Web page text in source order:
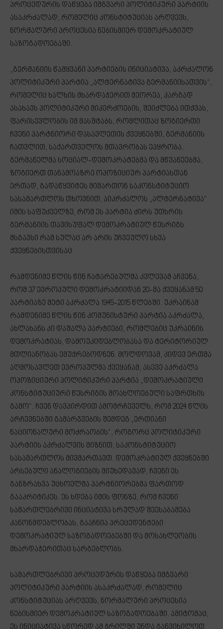
პროცედურის დაწყება იმგვარი პოლიტიკური პარტიის
ასაკრძალად, რომელიც კონსტიტუციას არღვევს,
ნორმალური პროცესია ნებისმიერ დემოკრატიულ
საზოგადოებაში.
„გერმანიის წამყვანი პარტიების ინიციატივა, აკრძალონ
პოლიტიკური პარტია „ალტერნატივა გერმანიისათვის“,
რომელიც ხალხის მხარდაჭერით მეორეა, კარგად
ასახავს პოლიტიკური მიკერძოების, შეიძლება ითქვას,
ფარისევლობის იმ მასშტაბს, რომლითაც ზოგიერთი
ჩვენი პარტნიორი დასავლეთის ქვეყნებში, გერმანიის
ჩათვლით, საქართველოს მთავრობას ეპყრობა.
გერმანელმა სოციალ-დემოკრატებმა და მწვანეებმა,
ზოგიერთ თანამოაზრე ოპოზიციურ პარტიასთან
ერთად, გადაწყვიტეს მიმართონ საკონსტიტუციო
სასამართლოს თხოვნით, აიკრძალოს „ალტერნატივა“
იმის საფუძველზე, რომ ეს პარტია ძირს უთხრის
გერმანიის თავისუფალ დემოკრატიულ წესრიგს.
მსგავსი რამ სულაც არ არის უჩვეულო სხვა
ქვეყნებისთვისაც.
რამდენიმე წლის წინ ჩატარებულმა კვლევამ აჩვენა,
რომ 37 ევროპული დემოკრატიიდან 20-მა ქვეყანამ 50
პარტიაზე მეტი აკრძალა 1945-2015 წლებში. უკრაინამ
რამდენიმე წლის წინ კომუნისტური პარტია აკრძალა,
ახლახანს კი დაშალა პარტიები, რომლებიც უკრაინის
დემოკრატიას, დამოუკიდებლობასა და ტერიტორიულ
მთლიანობას ემუქრებოდნენ. მოლდოვამ, კიდევ ერთმა
აღმოსავლეთ ევროპულმა ქვეყანამ, ასევე აკრძალა
ოპოზიციური პოლიტიკური პარტია „დემოკრატიული
კონსტიტუციური წესრიგის მოახლოებული საფრთხის
გამო“. ჩვენ დავპირდით ამომრჩეველს, რომ 2024 წლის
არჩევნებში გამარჯვების შემდეგ „ერთიანი
ნაციონალური მოძრაობის“, როგორც პოლიტიკური
პარტიის აკრძალვის მიზნით, საკონსტიტუციო
სასამართლოს მივმართავთ. დემოკრატიულ ქვეყნებში
არსებული ანალოგიების მიუხედავად, ჩვენი ეს
განზრახვა უცხოელმა პარტნიორებმა ფართოდ
გააკრიტიკეს. ეს ხდება იმის ფონზე, რომ ჩვენი
სამართლებრივი ინციატივა სრულად შეესაბამება
კანონმდებლობას, გააჩნია პრეცედენტები
დემოკრატიულ საზოგადოებებში და მოსახლეობის
მხარდაჭერითაც სარგებლობს.
სამართლებრივი პროცედურის დაწყება იმგვარი
პოლიტიკური პარტიის ასაკრძალად, რომელიც
კონსტიტუციას არღვევს, ნორმალური პროცესია
ნებისმიერ დემოკრატიულ საზოგადოებაში. ამიტომაც,
ეს ინიციატივა სწორედ ამ ჭრილში უნდა განვიხილოთ